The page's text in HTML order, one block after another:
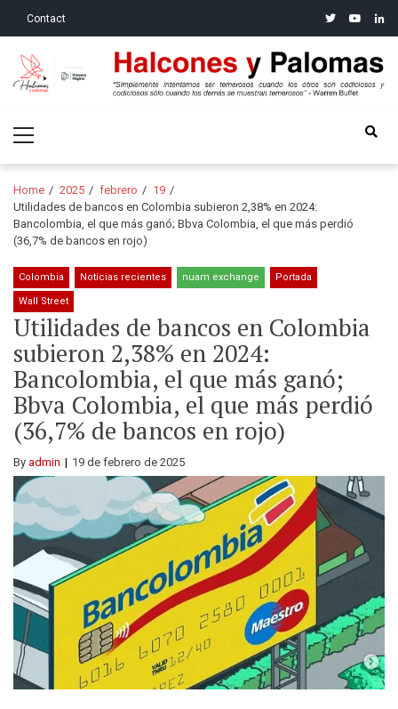
Contact twitteryoutube
Halcones y Palomas
Menu
Home 2025 febrero
19
Utilidades de bancos en Colombia subieron 2,38% en 2024:
Bancolombia, el que más ganó; Bbva Colombia, el que más perdió
(36,7% de bancos en rojo)
Colombia Noticias recientes nuam exchange Portada
Wall Street
Utilidades de bancos en Colombia
subieron 2,38% en 2024:
Bancolombia, el que más ganó;
Bbva Colombia, el que más perdió
(36,7% de bancos en rojo)
By admin 19 de febrero de 2025